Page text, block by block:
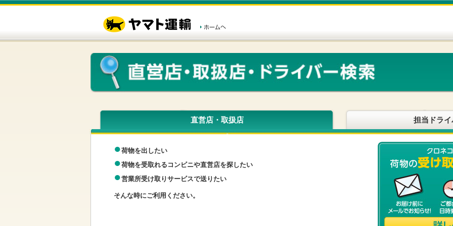
直営店・取扱店 担当ドラ
●荷物を出したい
●荷物を受取れるコンビニや直営店を探したい
●営業所受け取りサービスで送りたい
そんな時にご利用ください。